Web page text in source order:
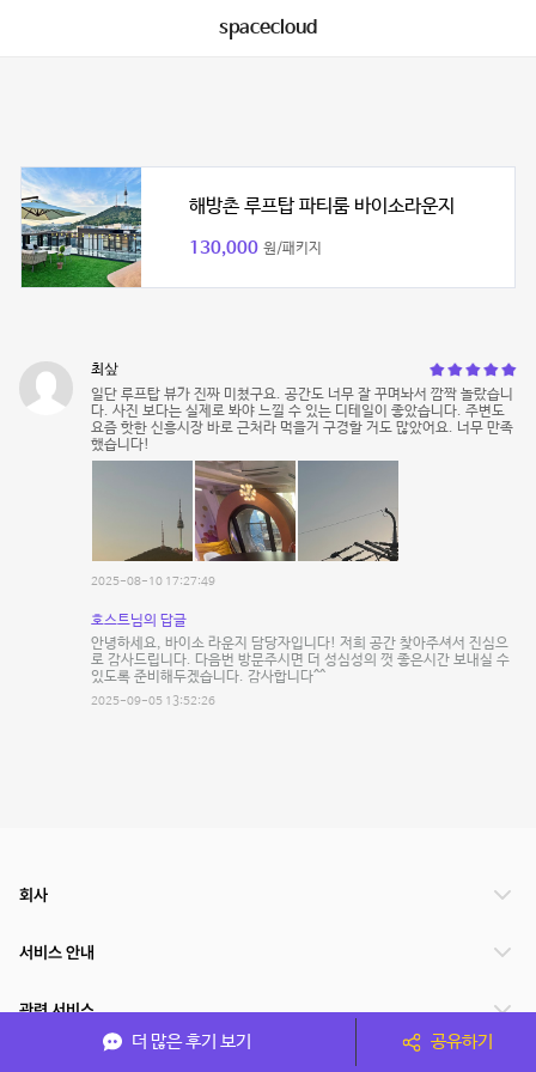
spacecloud
해방촌 루프탑 파티룸 바이소라운지
130,000 원/패키지
최샆
일단 루프탑 뷰가 진짜 미쳤구요. 공간도 너무 잘 꾸며놔서 깜짝 놀랐습니
다. 사진 보다는 실제로 봐야 느낄 수 있는 디테일이 좋았습니다. 주변도
요즘 핫한 신흥시장 바로 근처라 먹을거 구경할 거도 많았어요. 너무 만족
했습니다!
2025-08-10 17:27:49
호스트님의 답글
안녕하세요, 바이소 라운지 담당자입니다! 저희 공간 찾아주셔서 진심으
로 감사드립니다. 다음번 방문주시면 더 성심성의 껏 좋은시간 보내실 수
있도록 준비해두겠습니다. 감사합니다^^
2025-09-05 13:52:26
더 많은 후기 보기 공유하기
회사
서비스 안내
관련 서비스